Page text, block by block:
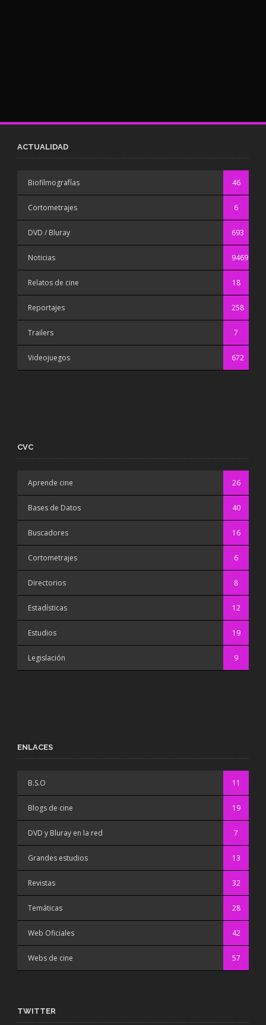
ACTUALIDAD
Biofilmografías 46
Cortometrajes 6
DVD / Bluray 693
Noticias 9469
Relatos de cine 18
Reportajes 258
Trailers 7
Videojuegos 672
CVC
Aprende cine 26
Bases de Datos 40
Buscadores 16
Cortometrajes 6
Directorios 8
Estadísticas 12
Estudios 19
Legislación 9
ENLACES
B.S.O 11
Blogs de cine 19
DVD y Bluray en la red 7
Grandes estudios 13
Revistas 32
Temáticas 28
Web Oficiales 42
Webs de cine 57
TWITTER